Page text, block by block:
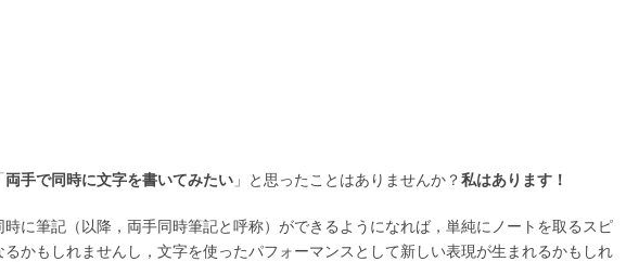
両手で同時に文字を書いてみたい」と思ったことはありませんか？私はあります！
時に筆記（以降，両手同時筆記と呼称）ができるようになれば，単純にノートを取るスピ
るかもしれませんし，文字を使ったパフォーマンスとして新しい表現が生まれるかもしれ